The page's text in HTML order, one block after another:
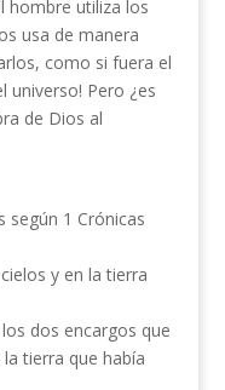
hombre utiliza los
usa de manera
como si fuera el
universo! Pero ¿es
de Dios al
según 1 Crónicas
y en la tierra
dos encargos que
tierra que había